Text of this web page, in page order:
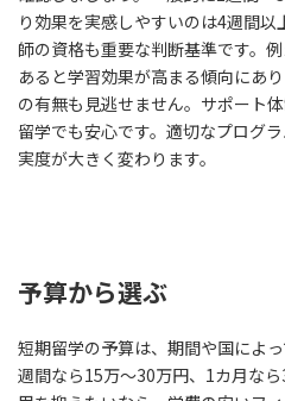
り効果を実感しやすいのは4週間
師の資格も重要な判断基準です。
あると学習効果が高まる傾向にあ
の有無も見逃せません。サポート
留学でも安心です。適切なプログ
実度が大きく変わります。
予算から選ぶ
短期留学の予算は、期間や国によ
週間なら15万〜30万円、1カ月な